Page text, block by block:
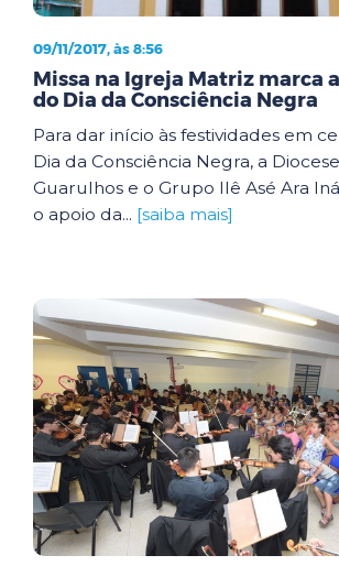
09/11/2017, às 8:56
Missa na Igreja Matriz marca
do Dia da Consciência Negra
Para dar início às festividades em
Dia da Consciência Negra, a
Guarulhos e o Grupo Ilê Asé Ara
o apoio da... [saiba mais]